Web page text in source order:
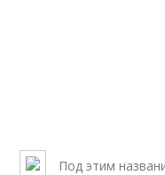
Под этим